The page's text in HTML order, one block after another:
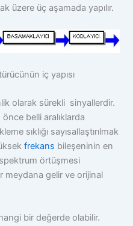
üzere üç aşamada yapılır.
iç yapısı
olarak sürekli sinyallerdir.
önce belli aralıklarda
sıklığı sayısallaştırılmak
frekans bileşeninin en
spektrum örtüşmesi
meydana gelir ve orijinal
bir değerde olabilir.